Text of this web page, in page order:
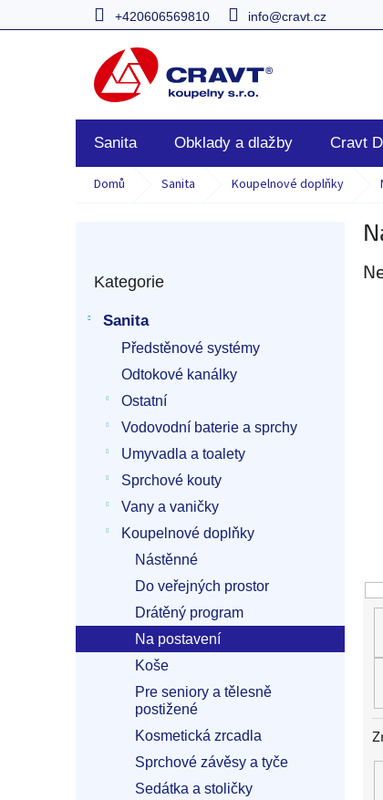
na
+420606569810 info@cravt.cz
Sanita Obklady a dlažby Cravt
Domů Sanita Koupelnové doplňky
kategorie
Kategorie
Sanita
Předstěnové systémy
Odtokové kanálky
Ostatní
Vodovodní baterie a sprchy
Umyvadla a toalety
Sprchové kouty
Vany a vaničky
Koupelnové doplňky
Nástěnné
Do veřejných prostor
Drátěný program
Na postavení
Koše
Pre seniory a tělesně
postižené
Kosmetická zrcadla
Sprchové závěsy a tyče
Sedátka a stoličky